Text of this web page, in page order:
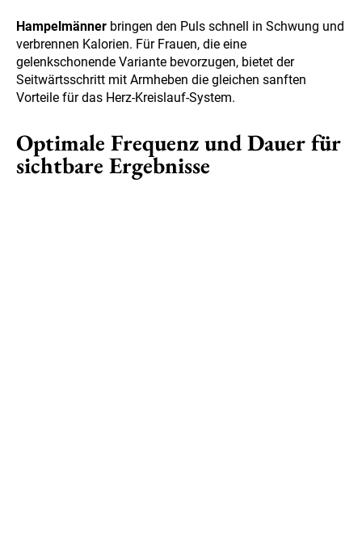
Hampelmänner bringen den Puls schnell in Schwung und
verbrennen Kalorien. Für Frauen, die eine
gelenkschonende Variante bevorzugen, bietet der
Seitwärtsschritt mit Armheben die gleichen sanften
Vorteile für das Herz-Kreislauf-System.
Optimale Frequenz und Dauer für
sichtbare Ergebnisse